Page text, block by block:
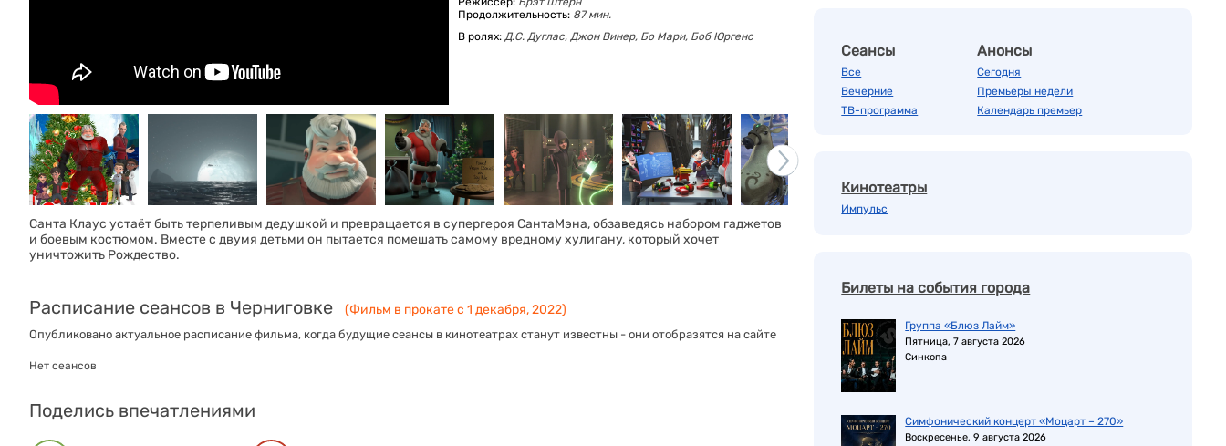
Продолжительность: 87 мин.
В ролях: Д.С. Дуглас, Джон Винер, Бо Мари, Боб Юргенс
Санта Клаус устаёт быть терпеливым дедушкой и превращается в супергероя СантаМэна, обзаведясь набором гаджетов
и боевым костюмом. Вместе с двумя детьми он пытается помешать самому вредному хулигану, который хочет
уничтожить Рождество.
Расписание сеансов в Черниговке (Фильм в прокате с 1 декабря, 2022)
Опубликовано актуальное расписание фильма, когда будущие сеансы в кинотеатрах станут известны - они отобразятся на сайте
Нет сеансов
Поделись впечатлениями
Сеансы
Все
Вечерние
ТВ-программа
Анонсы
Сегодня
Премьеры недели
Календарь премьер
Кинотеатры
Импульс
Билеты на события города
Группа «Блюз Лайм»
Пятница, 7 августа 2026
Синкопа
Симфонический концерт «Моцарт – 270»
Воскресенье, 9 августа 2026